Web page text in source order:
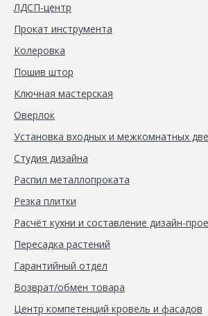
ЛДСП-центр
Прокат инструмента
Колеровка
Пошив штор
Ключная мастерская
Оверлок
Установка входных и межкомнатных
Студия дизайна
Распил металлопроката
Резка плитки
Расчёт кухни и составление дизайн-
Пересадка растений
Гарантийный отдел
Возврат/обмен товара
Центр компетенций кровель и фасадов